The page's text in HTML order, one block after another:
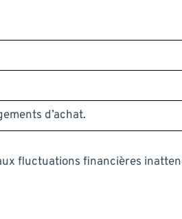
d’achat.
fluctuations financières